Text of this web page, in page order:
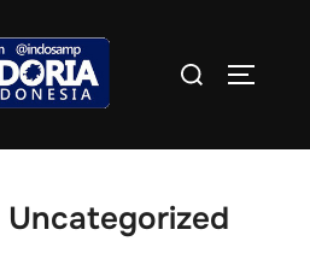
Search
Uncategorized